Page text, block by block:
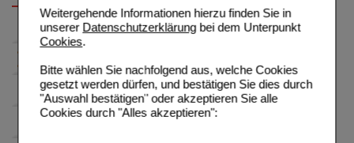
Weitergehende Informationen hierzu finden Sie in
unserer Datenschutzerklärungbei dem Unterpunkt
Cookies.
Bitte wählen Sie nachfolgend aus, welche Cookies
gesetzt werden dürfen, und bestätigen Sie dies durch
"Auswahl bestätigen" oder akzeptieren Sie alle
Cookies durch "Alles akzeptieren":